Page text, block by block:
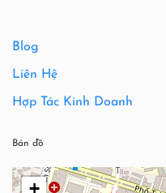
Blog
Liên Hệ
Hợp Tác Kinh Doanh
Bản đồ
+